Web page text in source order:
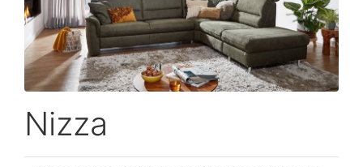
Nizza